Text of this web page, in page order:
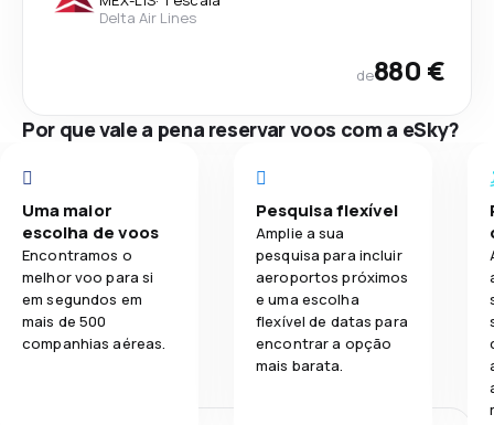
Delta Air Lines
de880 €
Por que vale a pena reservar voos com a eSky?
Uma maior
escolha de voos
Encontramos o
melhor voo para si
em segundos em
mais de 500
companhias aéreas.
Pesquisa flexível
Amplie a sua
pesquisa para incluir
aeroportos próximos
e uma escolha
flexível de datas para
encontrar a opção
mais barata.